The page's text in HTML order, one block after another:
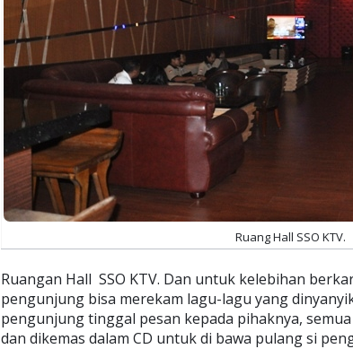
Ruang Hall SSO KTV.
Ruangan Hall SSO KTV. Dan untuk kelebihan
pengunjung bisa merekam lagu-lagu yang
pengunjung tinggal pesan kepada pihaknya,
dan dikemas dalam CD untuk di bawa pulang si